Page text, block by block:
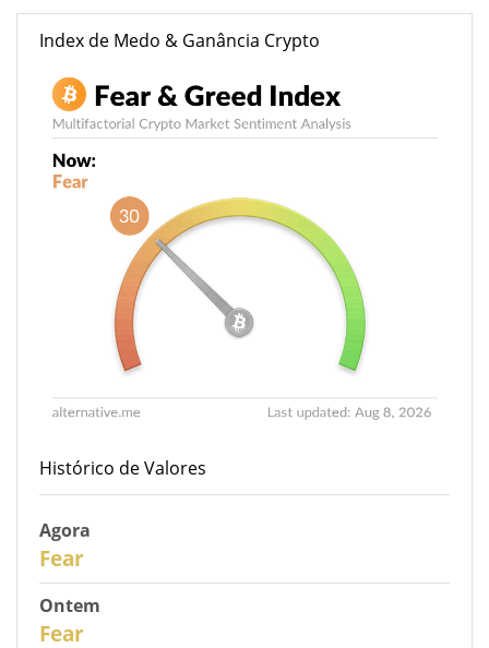
Index de Medo & Ganância Crypto
Histórico de Valores
Agora
Fear
Ontem
Fear